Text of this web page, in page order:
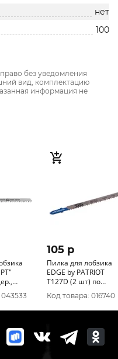
нет
100
без уведомления
вид, комплектацию
информация не
105 p
Пилка для лобзика
EDGE by PATRIOT
T127D (2 шт) по
алюминию
Код товара: 016740